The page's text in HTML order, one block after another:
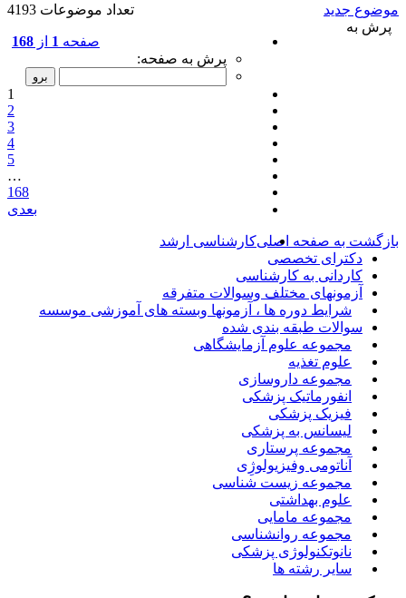
موضوع جدید تعداد موضوعات 4193
صفحه 1 از 168
پرش به صفحه:
1
2
3
4
5
…
168
بعدی
بازگشت به صفحه اصلی
پرش به
کارشناسی ارشد
دکترای تخصصی
کاردانی به کارشناسی
آزمونهای مختلف وسوالات متفرقه
شرایط دوره ها ، آزمونها وبسته های آموزشی موسسه
سوالات طبقه بندی شده
مجموعه علوم آزمایشگاهی
علوم تغذیه
مجموعه داروسازی
انفورماتیک پزشکی
فیزیک پزشکی
لیسانس به پزشکی
مجموعه پرستاری
آناتومی وفیزیولوژِی
مجموعه زیست شناسی
علوم بهداشتی
مجموعه مامایی
مجموعه روانشناسی
نانوتکنولوژی پزشکی
سایر رشته ها